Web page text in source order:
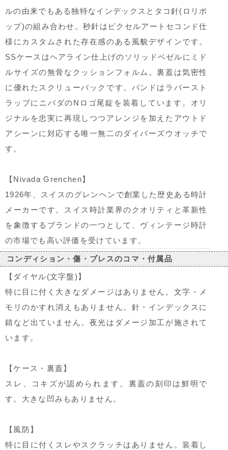
ルの由来でもある独特なインデックスとタコ針(ロリポ
ップ)の組み合わせ。秒針はピクセルアートセコンド仕
様にカスタムされた存在感のある風貌デザインです。
SSケースはヘアライン仕上げのソリッドベゼルにミド
ルサイズの無骨なクッションフォルム。裏蓋は気密性
に優れたスクリューバックです。バンドはラバースト
ラップにニバダのNロゴ尾錠を装着しています。オリ
ジナルを忠実に再現しつつアレンジを加えたアウトド
アシーンに対応する唯一無二のダイバーズウオッチで
す。
【Nivada Grenchen】
1926年、スイスのグレンヘンで創業した歴史ある時計
メーカーです。スイス時計業界のクオリティと革新性
を象徴するブランドの一つとして、ヴィンテージ時計
の市場でも高い評価を受けています。
コンディション・傷・ブレスのコマ・付属品
【ダイヤル(文字盤)】
特に目に付く大きなダメージはありません。文字・メ
モリのかすれ消えもありません。針・インデックスに
錆など出ていません。夜光はダメージ加工が施されて
います。
【ケース・裏蓋】
スレ、コキズが認められます。裏蓋の刻印は鮮明で
す。大きな凹みもありません。
【風防】
特に目に付くスレやスクラッチはありません。装着し